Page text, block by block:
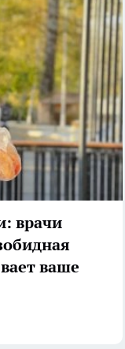
врачи
ваше